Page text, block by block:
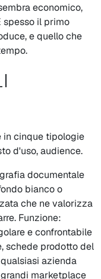
economico,
spesso il primo
e quello che
in cinque tipologie
d'uso, audience.
documentale
bianco o
che ne valorizza
Funzione:
e confrontabile
schede prodotto del
azienda
marketplace